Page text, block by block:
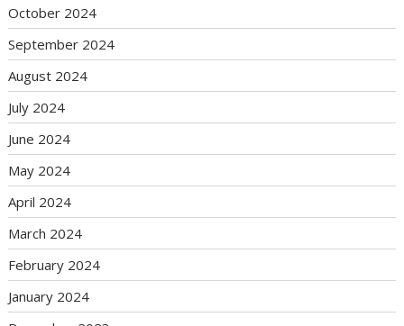
October 2024
September 2024
August 2024
July 2024
June 2024
May 2024
April 2024
March 2024
February 2024
January 2024